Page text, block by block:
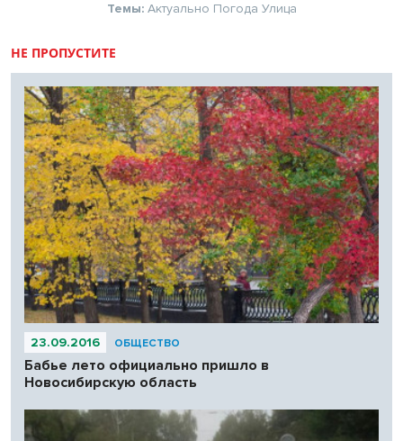
Темы: Актуально Погода Улица
НЕ ПРОПУСТИТЕ
23.09.2016 ОБЩЕСТВО
Бабье лето официально пришло в
Новосибирскую область